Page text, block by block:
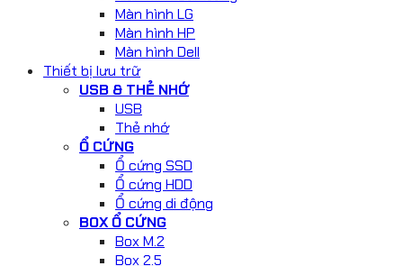
Màn hình LG
Màn hình HP
Màn hình Dell
Thiết bị lưu trữ
USB & THẺ NHỚ
USB
Thẻ nhớ
Ổ CỨNG
Ổ cứng SSD
Ổ cứng HDD
Ổ cứng di động
BOX Ổ CỨNG
Box M.2
Box 2.5